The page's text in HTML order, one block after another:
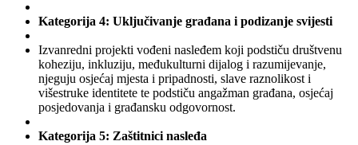
Kategorija 4: Uključivanje građana i podizanje svijesti
Izvanredni projekti vođeni nasleđem koji podstiču društvenu
koheziju, inkluziju, međukulturni dijalog i razumijevanje,
njeguju osjećaj mjesta i pripadnosti, slave raznolikost i
višestruke identitete te podstiču angažman građana, osjećaj
posjedovanja i građansku odgovornost.
Kategorija 5: Zaštitnici nasleđa